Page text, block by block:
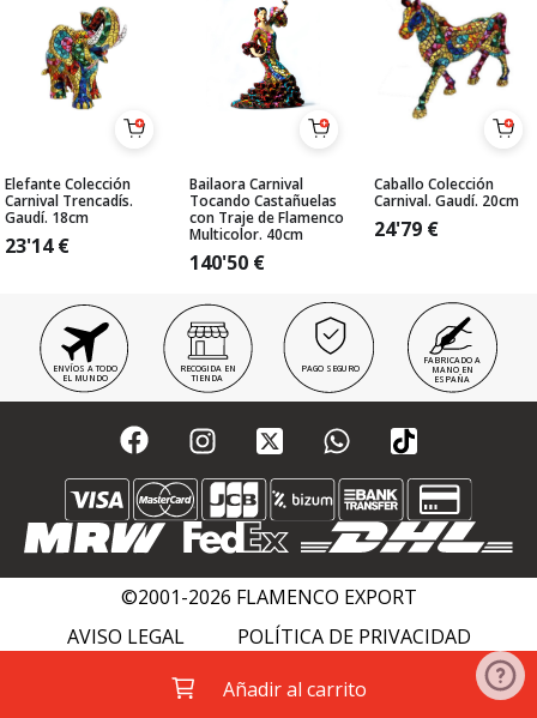
Añadir al carrito
Elefante Colección
Carnival Trencadís.
Gaudí. 18cm
23'14€
Bailaora Carnival
Tocando Castañuelas
con Traje de Flamenco
Multicolor. 40cm
140'50 €
Caballo Colección
Carnival. Gaudí. 20cm
24'79 €
ENVÍOS A TODO
EL MUNDO
RECOGIDA EN
TIENDA
PAGO SEGURO
FABRICADO A
MANO EN
ESPAÑA
©2001-2026 FLAMENCO EXPORT
AVISO LEGAL
POLÍTICA DE PRIVACIDAD
POLÍTICA DE COOKIES
FLAMENCO WIKI